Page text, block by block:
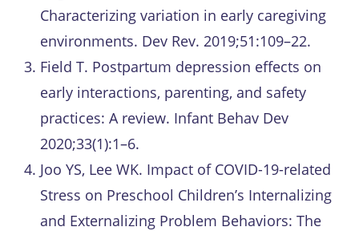
Characterizing variation in early caregiving
environments. Dev Rev. 2019;51:109–22.
Field T. Postpartum depression effects on
early interactions, parenting, and safety
practices: A review. Infant Behav Dev
2020;33(1):1–6.
Joo YS, Lee WK. Impact of COVID-19-related
Stress on Preschool Children’s Internalizing
and Externalizing Problem Behaviors: The